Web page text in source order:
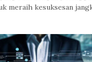
meraih kesuksesan